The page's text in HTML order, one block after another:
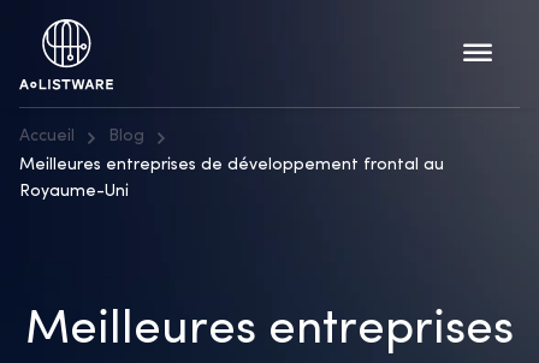
Accueil
Blog
Meilleures entreprises de développement frontal au
Royaume-Uni
Meilleures entreprises